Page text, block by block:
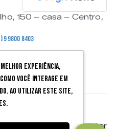
experiência,
você interage em
Ao utilizar este site,
150 – casa – Centro,
9 9800 8403
Mobister